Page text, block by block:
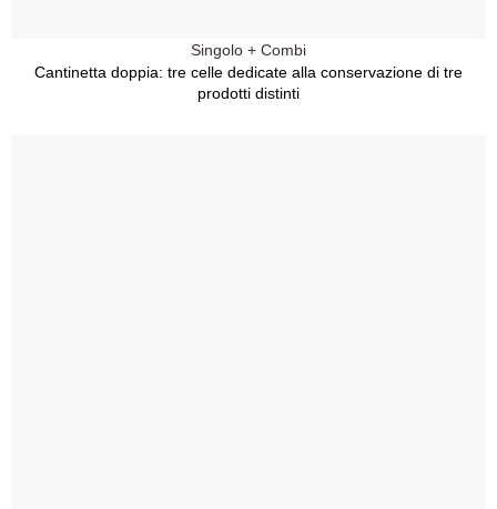
Singolo + Combi
Cantinetta doppia: tre celle dedicate alla conservazione di tre
prodotti distinti